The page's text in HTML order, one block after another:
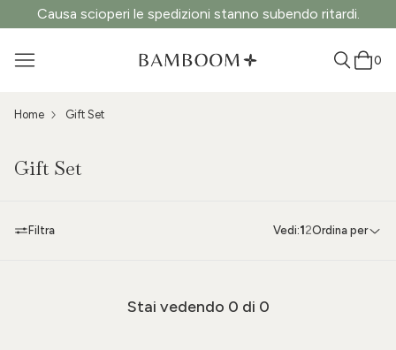
Causa scioperi le spedizioni stanno subendo ritardi.
0
Home Gift Set
Gift Set
Filtra Vedi:1 2Ordina per
Stai vedendo 0 di 0